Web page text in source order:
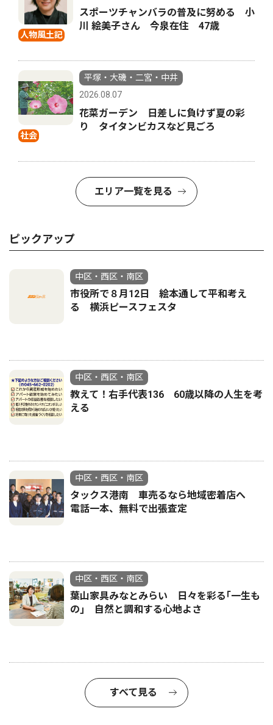
人物風土記
スポーツチャンバラの普及に努める 小
川 絵美子さん 今泉在住 47歳
社会
平塚・大磯・二宮・中井
2026.08.07
花菜ガーデン 日差しに負けず夏の彩
り タイタンビカスなど見ごろ
エリア一覧を見る
ピックアップ
中区・西区・南区
市役所で８月12日 絵本通して平和考え
る 横浜ピースフェスタ
中区・西区・南区
教えて！右手代表136 60歳以降の人生を考
える
中区・西区・南区
タックス港南 車売るなら地域密着店へ
電話一本、無料で出張査定
中区・西区・南区
葉山家具みなとみらい 日々を彩る｢一生も
の｣ 自然と調和する心地よさ
すべて見る